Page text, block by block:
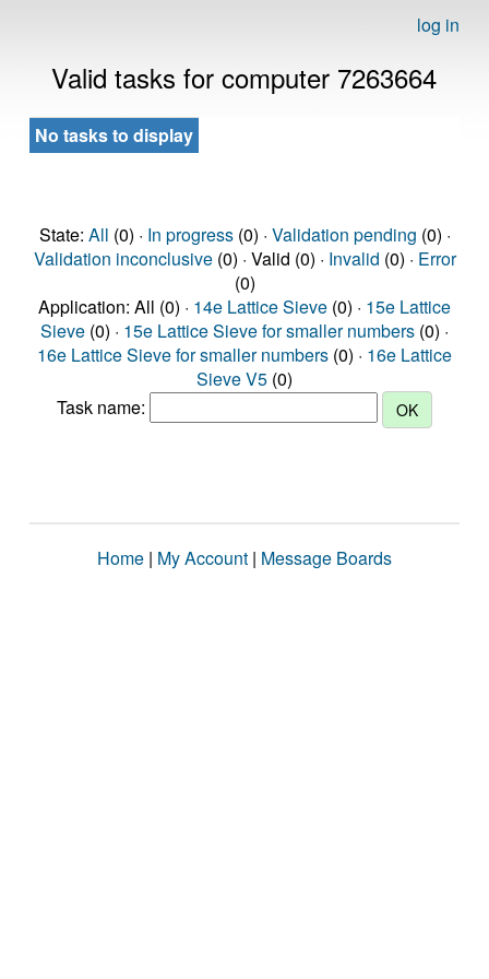
log in
Valid tasks for computer 7263664
No tasks to display
State: All (0) · In progress(0) · Validation pending (0) ·
Validation inconclusive(0) · Valid (0) · Invalid (0) · Error
(0)
Application: All (0) · 14e Lattice Sieve (0) · 15e Lattice
Sieve (0) · 15e Lattice Sieve for smaller numbers (0) ·
16e Lattice Sieve for smaller numbers (0) · 16e Lattice
Sieve V5 (0)
Task name:
Home | My Account | Message Boards